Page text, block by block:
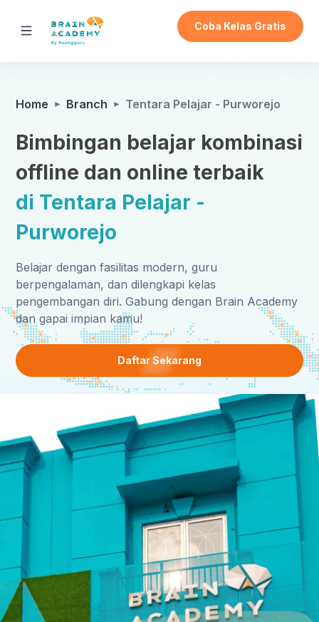
Coba Kelas Gratis
Home Branch Tentara Pelajar - Purworejo
Bimbingan belajar kombinasi
offline dan online terbaik
di Tentara Pelajar -
Purworejo
Belajar dengan fasilitas modern, guru
berpengalaman, dan dilengkapi kelas
pengembangan diri. Gabung dengan Brain Academy
dan gapai impian kamu!
Daftar Sekarang